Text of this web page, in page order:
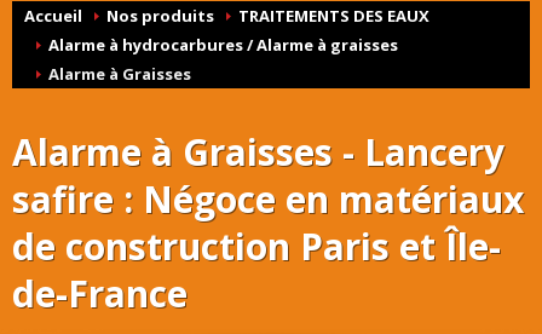
Accueil Nos produits
TRAITEMENTS DES EAUX
Alarme à hydrocarbures / Alarme à graisses
Alarme à Graisses
Alarme à Graisses - Lancery
safire : Négoce en matériaux
de construction Paris et Île-
de-France